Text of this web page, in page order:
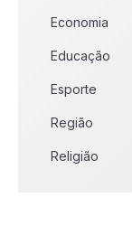
Economia
Educação
Esporte
Região
Religião